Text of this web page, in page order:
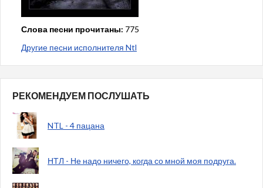
Слова песни прочитаны: 775
Другие песни исполнителя Ntl
РЕКОМЕНДУЕМ ПОСЛУШАТЬ
NTL - 4 пацана
НТЛ - Не надо ничего, когда со мной моя подруга.